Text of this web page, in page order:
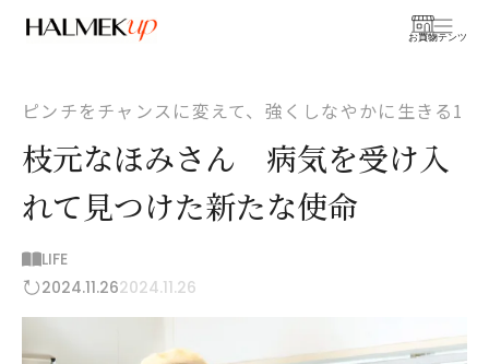
お買物
コンテンツ
ピンチをチャンスに変えて、強くしなやかに生きる1
枝元なほみさん 病気を受け入
れて見つけた新たな使命
LIFE
2024.11.262024.11.26